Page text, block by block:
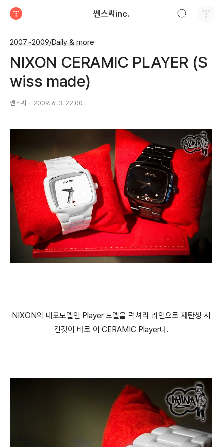
쎈스씨inc.
2007~2009/Daily & more
NIXON CERAMIC PLAYER (S
wiss made)
쎈스씨 2009. 6. 3. 22:00
NIXON의 대표모델인 Player 모델을 럭셔리 라인으로 재탄생 시
킨것이 바로 이 CERAMIC Player다.